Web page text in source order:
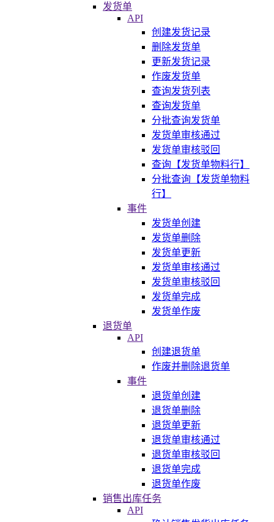
发货单
API
创建发货记录
删除发货单
更新发货记录
作废发货单
查询发货列表
查询发货单
分批查询发货单
发货单审核通过
发货单审核驳回
查询【发货单物料行】
分批查询【发货单物料
行】
事件
发货单创建
发货单删除
发货单更新
发货单审核通过
发货单审核驳回
发货单完成
发货单作废
退货单
API
创建退货单
作废并删除退货单
事件
退货单创建
退货单删除
退货单更新
退货单审核通过
退货单审核驳回
退货单完成
退货单作废
销售出库任务
API